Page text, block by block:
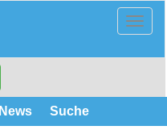
News Suche